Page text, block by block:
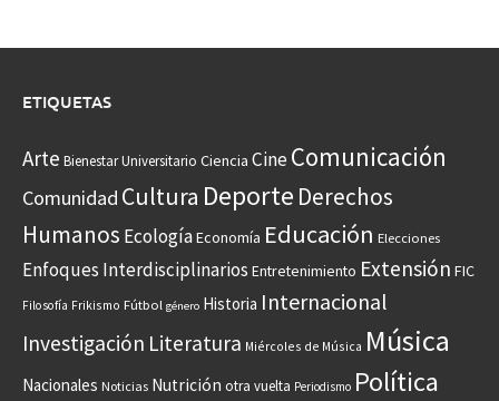
ETIQUETAS
Arte Bienestar Universitario Ciencia CineComunicación
Comunidad Cultura Deporte Derechos
Humanos EcologíaEconomía Educación Elecciones
Enfoques Interdisciplinarios Entretenimiento Extensión FIC
Filosofía Frikismo Fútbol género Historia Internacional
Investigación Literatura Miércoles de Música Música
Nacionales Noticias Nutrición otra vuelta Periodismo Política